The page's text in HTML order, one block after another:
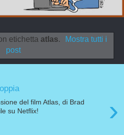
etichetta atlas.
Mostra tutti i
post
›
del film Atlas, di Brad
su Netflix!